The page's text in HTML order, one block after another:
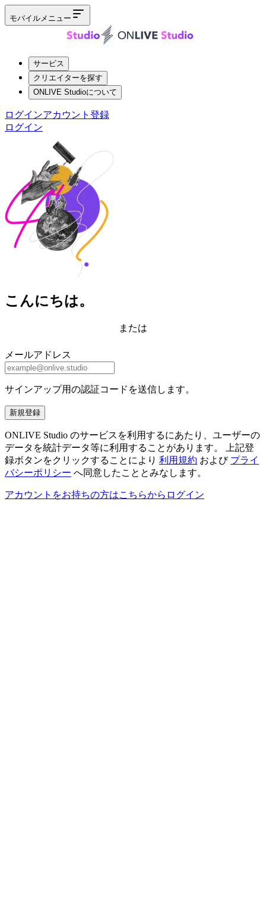
モバイルメニュー
サービス
クリエイターを探す
ONLIVE Studioについて
ログインアカウント登録
ログイン
こんにちは。
または
メールアドレス
サインアップ用の認証コードを送信します。
新規登録
ONLIVE Studio のサービスを利用するにあたり、ユーザーの
データを統計データ等に利用することがあります。 上記登
録ボタンをクリックすることにより 利用規約 および プライ
バシーポリシー へ同意したこととみなします。
アカウントをお持ちの方はこちらからログイン